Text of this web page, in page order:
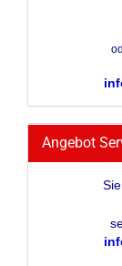
Angebot